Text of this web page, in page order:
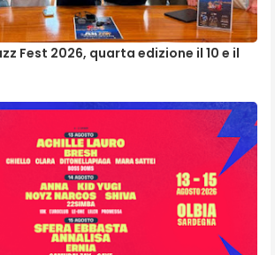
Fest 2026, quarta edizione il 10 e il